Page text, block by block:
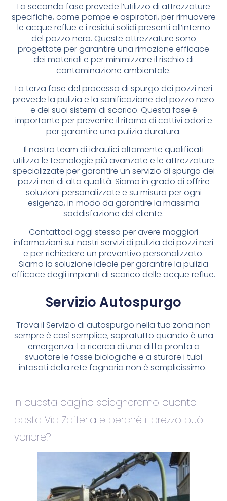
La seconda fase prevede l’utilizzo di attrezzature
specifiche, come pompe e aspiratori, per rimuovere
le acque reflue e i residui solidi presenti all’interno
del pozzo nero. Queste attrezzature sono
progettate per garantire una rimozione efficace
dei materiali e per minimizzare il rischio di
contaminazione ambientale.
La terza fase del processo di spurgo dei pozzi neri
prevede la pulizia e la sanificazione del pozzo nero
e dei suoi sistemi di scarico. Questa fase è
importante per prevenire il ritorno di cattivi odori e
per garantire una pulizia duratura.
Il nostro team di idraulici altamente qualificati
utilizza le tecnologie più avanzate e le attrezzature
specializzate per garantire un servizio di spurgo dei
pozzi neri di alta qualità. Siamo in grado di offrire
soluzioni personalizzate e su misura per ogni
esigenza, in modo da garantire la massima
soddisfazione del cliente.
Contattaci oggi stesso per avere maggiori
informazioni sui nostri servizi di pulizia dei pozzi neri
e per richiedere un preventivo personalizzato.
Siamo la soluzione ideale per garantire la pulizia
efficace degli impianti di scarico delle acque reflue.
Servizio Autospurgo
Trova il Servizio di autospurgo nella tua zona non
sempre è così semplice, sopratutto quando è una
emergenza. La ricerca di una ditta pronta a
svuotare le fosse biologiche e a sturare i tubi
intasati della rete fognaria non è semplicissimo.
In questa pagina spiegheremo quanto
costa Via Zafferia e perché il prezzo può
variare?